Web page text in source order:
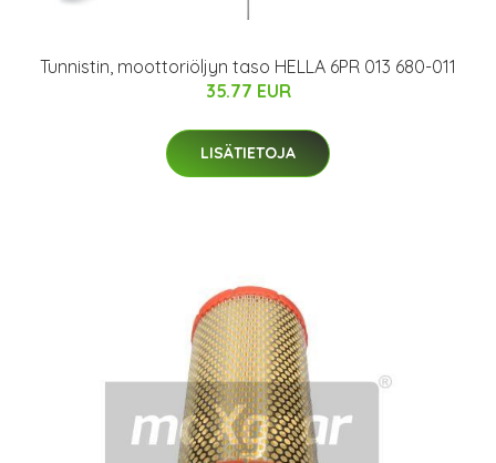
Tunnistin, moottoriöljyn taso HELLA 6PR 013 680-011
35.77 EUR
LISÄTIETOJA